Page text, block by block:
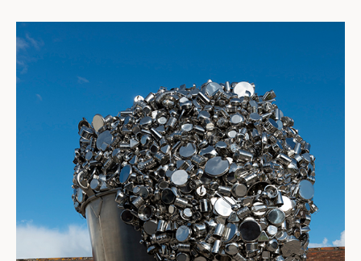
עצום מפלדה בגובה שישה מטרים, שמתוכו זורם מפל של
מאות כלי אוכל כסופים. כלי האוכל הנוצצים, המחליפים את
החלב שאמור היה להישפך מהדלי, מסמנים את בזבוז משאבי
הטבע ואת העלייה בתרבות הצריכה. למראית עין נראים
הכלים מבריקים, יקרים ומפתים, מייצגים את ההבטחה
ליופי ולעתיד טוב יותר הגלומה במוצרי צריכה חדשים. אך
למעשה מדובר בכלים ריקים מתוכן, נעדרי שפע אמיתי
שיכול היה להיות מגולם על ידי החלב החסר בדלי, מבטאים
את עונייה האולטימטיבי של חברת הצריכה העכשווית.